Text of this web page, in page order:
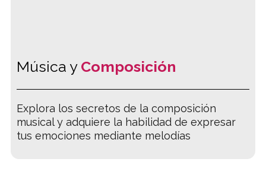
Música y Composición
Explora los secretos de la composición
musical y adquiere la habilidad de expresar
tus emociones mediante melodías